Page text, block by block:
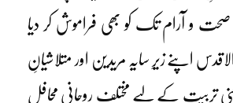
و آرام تک کو بھی فراموش کر دیا
اپنے زیرِ سایہ مریدین اور متلاشیانِ
تربیت کے لیے مختلف روحانی محافل